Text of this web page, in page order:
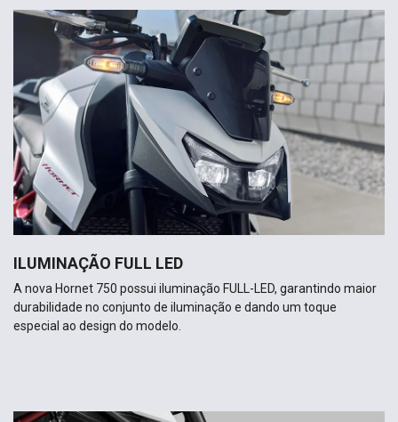
ILUMINAÇÃO FULL LED
A nova Hornet 750 possui iluminação FULL-LED, garantindo maior
durabilidade no conjunto de iluminação e dando um toque
especial ao design do modelo.